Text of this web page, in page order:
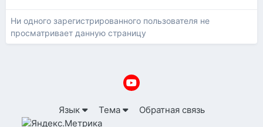
Ни одного зарегистрированного пользователя не
просматривает данную страницу
Язык Тема Обратная связь